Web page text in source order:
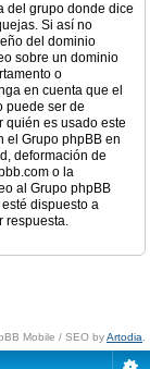
del grupo donde dice
Si así no
del dominio
sobre un dominio
o
en cuenta que el
puede ser de
quién es usado este
el Grupo phpBB en
deformación de
o la
al Grupo phpBB
dispuesto a
respuesta.
Mobile / SEO byArtodia